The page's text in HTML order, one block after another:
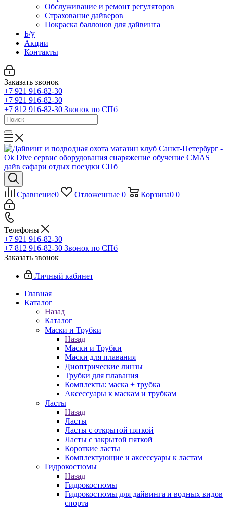
Обслуживание и ремонт регуляторов
Страхование дайверов
Покраска баллонов для дайвинга
Б/у
Акции
Контакты
Заказать звонок
+7 921 916-82-30
+7 921 916-82-30
+7 812 916-82-30 Звонок по СПб
Сравнение0 Отложенные 0 Корзина0 0
Телефоны
+7 921 916-82-30
+7 812 916-82-30 Звонок по СПб
Заказать звонок
Личный кабинет
Главная
Каталог
Назад
Каталог
Маски и Трубки
Назад
Маски и Трубки
Маски для плавания
Диоптрические линзы
Трубки для плавания
Комплекты: маска + трубка
Аксессуары к маскам и трубкам
Ласты
Назад
Ласты
Ласты с открытой пяткой
Ласты с закрытой пяткой
Короткие ласты
Комплектующие и аксессуары к ластам
Гидрокостюмы
Назад
Гидрокостюмы
Гидрокостюмы для дайвинга и водных видов
спорта